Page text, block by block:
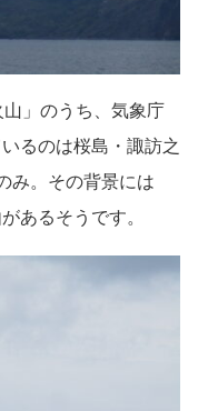
」のうち、気象庁
るのは桜島・諏訪之
み。その背景には
あるそうです。